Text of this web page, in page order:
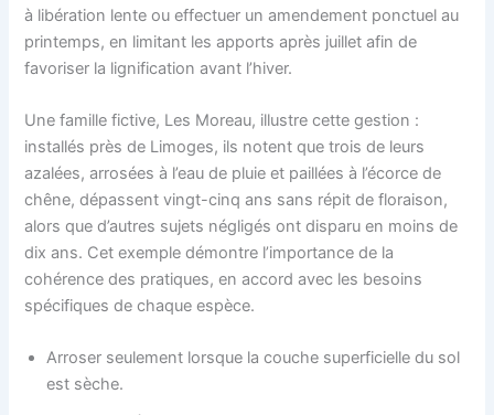
à libération lente ou effectuer un amendement ponctuel au
printemps, en limitant les apports après juillet afin de
favoriser la lignification avant l’hiver.
Une famille fictive, Les Moreau, illustre cette gestion :
installés près de Limoges, ils notent que trois de leurs
azalées, arrosées à l’eau de pluie et paillées à l’écorce de
chêne, dépassent vingt-cinq ans sans répit de floraison,
alors que d’autres sujets négligés ont disparu en moins de
dix ans. Cet exemple démontre l’importance de la
cohérence des pratiques, en accord avec les besoins
spécifiques de chaque espèce.
Arroser seulement lorsque la couche superficielle du sol
est sèche.